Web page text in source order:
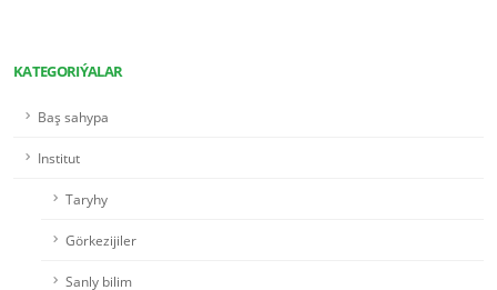
KATEGORIÝALAR
Baş sahypa
Institut
Taryhy
Görkezijiler
Sanly bilim